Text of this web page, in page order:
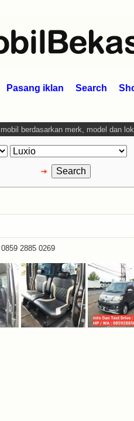
Pasang iklan Search
berdasarkan merk, model dan
0859 2885 0269